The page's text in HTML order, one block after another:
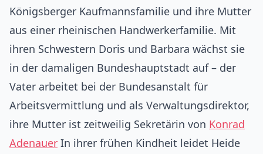
Königsberger Kaufmannsfamilie und ihre Mutter
aus einer rheinischen Handwerkerfamilie. Mit
ihren Schwestern Doris und Barbara wächst sie
in der damaligen Bundeshauptstadt auf – der
Vater arbeitet bei der Bundesanstalt für
Arbeitsvermittlung und als Verwaltungsdirektor,
ihre Mutter ist zeitweilig Sekretärin von Konrad
Adenauer In ihrer frühen Kindheit leidet Heide